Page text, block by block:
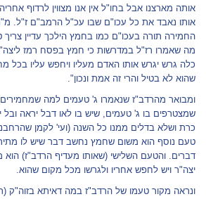
אותה מארצנו אבל בחו"ל אין אנו מצווין לרדוף
אותו נאבד את כל עכו"ם שבו עכ"ל הרמב"ם ז"ל.
החמירה תורה בעכו"ם כמו בחמץ הילכך עדיין צריך
מה שאמרו רז"ל במדרשות כי חמץ בפסח רמז
כלה גרש יגרש אותו האדם מעליו ויחפש עליו בכל
שהוא לא בטיל והרי זה אמת ונכון".
ומבואר מהרדב"ז שנאמרו ג' טעמים למה
שמצטרפים בו ג' טעמים, שיש בו לאו דבל יראה ובל
כרת ושלא בדלים ממנו כל השנה (ועי' לקמן
טעם נוסף הוא משום שחמץ נחשב דבר שיש לו
דברים. והטעם השלישי (שאותו מעדיף הרדב"ז)
יצה"ר ויש לחפש אחריו ולגרשו מכל מקום שהוא.
ונראה מקור טעמו של הרדב"ז במה דאיתא בזוה"ק